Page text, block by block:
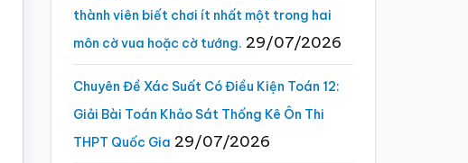
thành viên biết chơi ít nhất một trong hai
môn cờ vua hoặc cờ tướng. 29/07/2026
Chuyên Đề Xác Suất Có Điều Kiện Toán 12:
Giải Bài Toán Khảo Sát Thống Kê Ôn Thi
THPT Quốc Gia 29/07/2026